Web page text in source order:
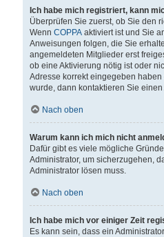
Ich habe mich registriert, kann
Überprüfen Sie zuerst, ob Sie den
Wenn COPPA aktiviert ist und Sie
Anweisungen folgen, die Sie
angemeldeten Mitglieder erst
ob eine Aktivierung nötig ist oder
Adresse korrekt eingegeben
wurde, dann kontaktieren Sie einen
Nach oben
Warum kann ich mich nicht
Dafür gibt es viele mögliche
Administrator, um sicherzugehen,
Administrator lösen muss.
Nach oben
Ich habe mich vor einiger Zeit
Es kann sein, dass ein